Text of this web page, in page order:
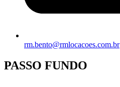
rm.bento@rmlocacoes.com.br
PASSO FUNDO